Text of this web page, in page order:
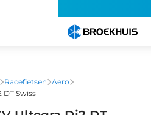
Racefietsen Aero
DT Swiss